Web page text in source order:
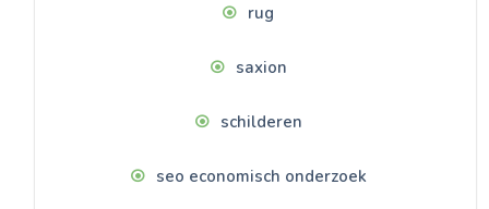
rug
saxion
schilderen
seo economisch onderzoek